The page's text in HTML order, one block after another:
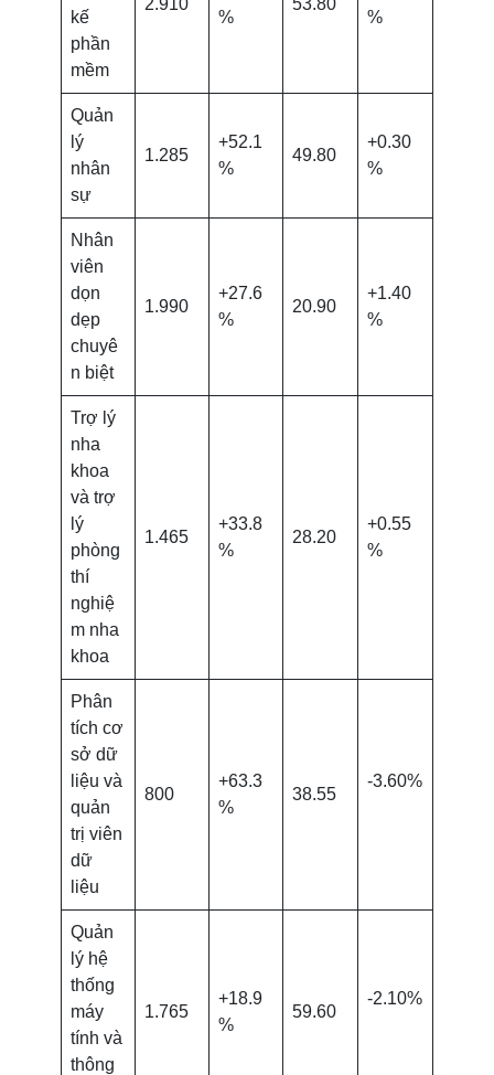
kế
phần
mềm
%
%
Quản
lý
nhân
sự
1.285
+52.1
%
49.80
+0.30
%
Nhân
viên
dọn
dẹp
chuyê
n biệt
1.990
+27.6
%
20.90
+1.40
%
Trợ lý
nha
khoa
và trợ
lý
phòng
thí
nghiệ
m nha
khoa
1.465
+33.8
%
28.20
+0.55
%
Phân
tích cơ
sở dữ
liệu và
quản
trị viên
dữ
liệu
800
+63.3
%
38.55
-3.60%
Quản
lý hệ
thống
máy
tính và
thông
1.765
+18.9
%
59.60
-2.10%